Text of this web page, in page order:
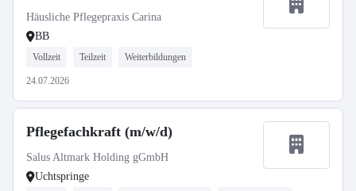
Häusliche Pflegepraxis Carina
BB
Vollzeit Teilzeit Weiterbildungen
24.07.2026
Pflegefachkraft (m/w/d)
Salus Altmark Holding gGmbH
Uchtspringe